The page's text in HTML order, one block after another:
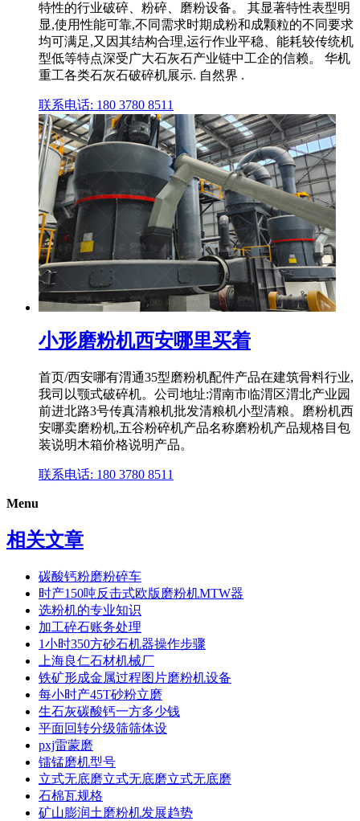
特性的行业破碎、粉碎、磨粉设备。 其显著特性表型明
显,使用性能可靠,不同需求时期成粉和成颗粒的不同要求
均可满足,又因其结构合理,运行作业平稳、能耗较传统机
型低等特点深受广大石灰石产业链中工企的信赖。 华机
重工各类石灰石破碎机展示. 自然界 .
联系电话: 180 3780 8511
小形磨粉机西安哪里买着
首页/西安哪有渭通35型磨粉机配件产品在建筑骨料行业,
我司以颚式破碎机。公司地址:渭南市临渭区渭北产业园
前进北路3号传真清粮机批发清粮机小型清粮。磨粉机西
安哪卖磨粉机,五谷粉碎机产品名称磨粉机产品规格目包
装说明木箱价格说明产品。
联系电话: 180 3780 8511
Menu
相关文章
碳酸钙粉磨粉碎车
时产150吨反击式欧版磨粉机MTW器
选粉机的专业知识
加工碎石账务处理
1小时350方砂石机器操作步骤
上海良仁石材机械厂
铁矿形成金属过程图片磨粉机设备
每小时产45T砂粉立磨
生石灰碳酸钙一方多少钱
平面回转分级筛筛体设
pxj雷蒙磨
镭锰磨机型号
立式无底磨立式无底磨立式无底磨
石棉瓦规格
矿山膨润土磨粉机发展趋势